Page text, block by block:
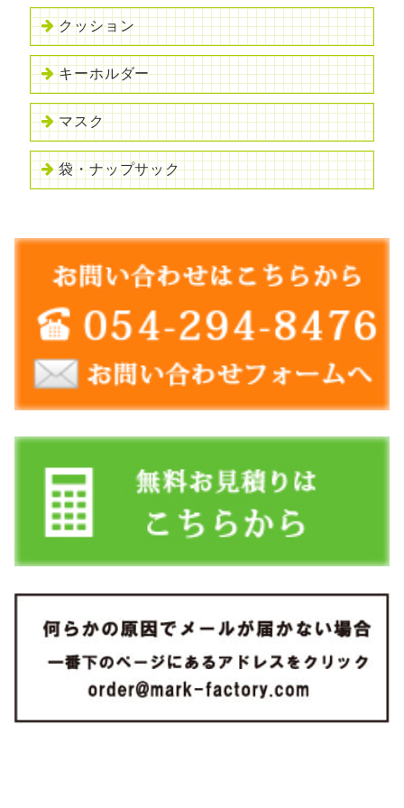
クッション
キーホルダー
マスク
袋・ナップサック